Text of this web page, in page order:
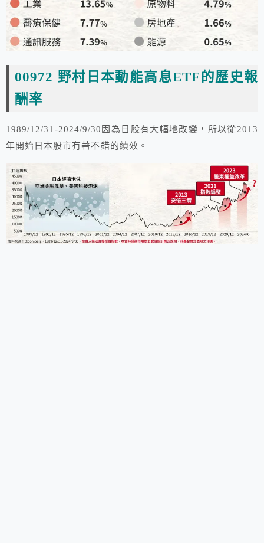
00972 野村日本動能高息ETF 的歷史報
酬率
1989/12/31-2024/9/30因為日股有大幅地改變，所以從2013
年開始日本股市有著不錯的績效。